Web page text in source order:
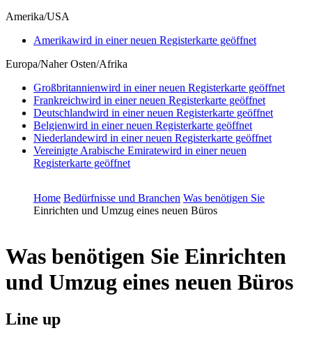
Amerika/USA
Amerikawird in einer neuen Registerkarte geöffnet
Europa/Naher Osten/Afrika
Großbritannienwird in einer neuen Registerkarte geöffnet
Frankreichwird in einer neuen Registerkarte geöffnet
Deutschlandwird in einer neuen Registerkarte geöffnet
Belgienwird in einer neuen Registerkarte geöffnet
Niederlandewird in einer neuen Registerkarte geöffnet
Vereinigte Arabische Emiratewird in einer neuen
Registerkarte geöffnet
Home Bedürfnisse und Branchen Was benötigen Sie
Einrichten und Umzug eines neuen Büros
Was benötigen Sie Einrichten
und Umzug eines neuen Büros
Line up